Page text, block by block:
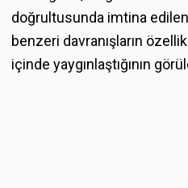
doğrultusunda imtina
benzeri davranışların
içinde yaygınlaştığının